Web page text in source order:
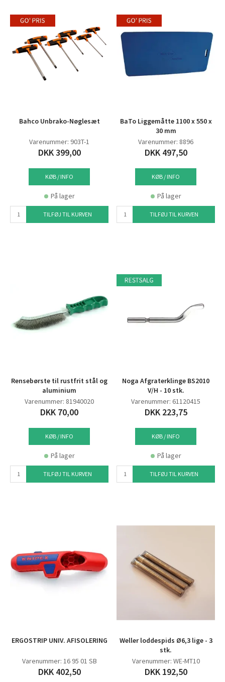
Bahco Unbrako-Nøglesæt
Varenummer: 903T-1
DKK 399,00
KØB / INFO
På lager
TILFØJ TIL KURVEN
BaTo Liggemåtte 1100 x 550 x
30 mm
Varenummer: 8896
DKK 497,50
KØB / INFO
På lager
TILFØJ TIL KURVEN
Rensebørste til rustfrit stål og
aluminium
Varenummer: 81940020
DKK 70,00
KØB / INFO
På lager
TILFØJ TIL KURVEN
Noga Afgraterklinge BS2010
V/H - 10 stk.
Varenummer: 61120415
DKK 223,75
KØB / INFO
På lager
TILFØJ TIL KURVEN
ERGOSTRIP UNIV. AFISOLERING
Varenummer: 16 95 01 SB
DKK 402,50
Weller loddespids Ø6,3 lige - 3
stk.
Varenummer: WE-MT10
DKK 192,50